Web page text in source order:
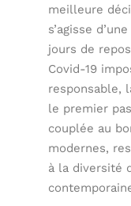
meilleure
s’agisse
jours de
Covid-19
responsable,
le premier
couplée au
modernes,
à la diversité